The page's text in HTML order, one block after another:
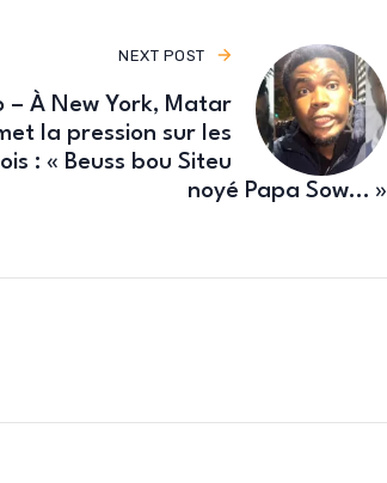
NEXT POST
– À New York, Matar
la pression sur les
: « Beuss bou Siteu
noyé Papa Sow… »